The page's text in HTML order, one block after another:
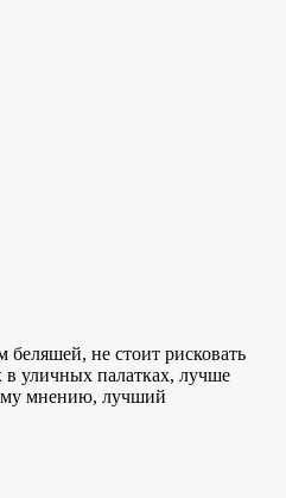
беляшей, не стоит рисковать
в уличных палатках, лучше
мнению, лучший